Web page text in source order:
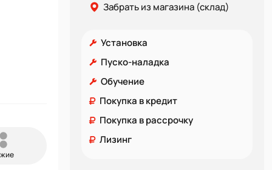
Забрать из магазина (склад)
Установка
Пуско-наладка
Обучение
Покупка в кредит
Покупка в рассрочку
Лизинг